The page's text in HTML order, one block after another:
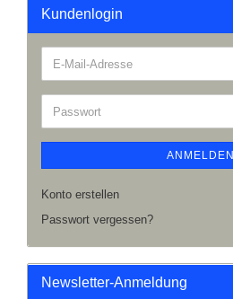
Kundenlogin
ANMELDEN
Konto erstellen
Passwort vergessen?
Newsletter-Anmeldung